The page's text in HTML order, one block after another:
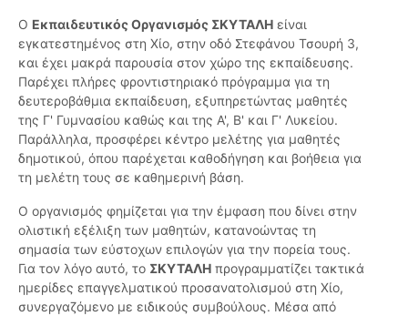
Ο Εκπαιδευτικός Οργανισμός ΣΚΥΤΑΛΗ είναι
εγκατεστημένος στη Χίο, στην οδό Στεφάνου Τσουρή 3,
και έχει μακρά παρουσία στον χώρο της εκπαίδευσης.
Παρέχει πλήρες φροντιστηριακό πρόγραμμα για τη
δευτεροβάθμια εκπαίδευση, εξυπηρετώντας μαθητές
της Γ' Γυμνασίου καθώς και της Α', Β' και Γ' Λυκείου.
Παράλληλα, προσφέρει κέντρο μελέτης για μαθητές
δημοτικού, όπου παρέχεται καθοδήγηση και βοήθεια για
τη μελέτη τους σε καθημερινή βάση.
Ο οργανισμός φημίζεται για την έμφαση που δίνει στην
ολιστική εξέλιξη των μαθητών, κατανοώντας τη
σημασία των εύστοχων επιλογών για την πορεία τους.
Για τον λόγο αυτό, το ΣΚΥΤΑΛΗ προγραμματίζει τακτικά
ημερίδες επαγγελματικού προσανατολισμού στη Χίο,
συνεργαζόμενο με ειδικούς συμβούλους. Μέσα από